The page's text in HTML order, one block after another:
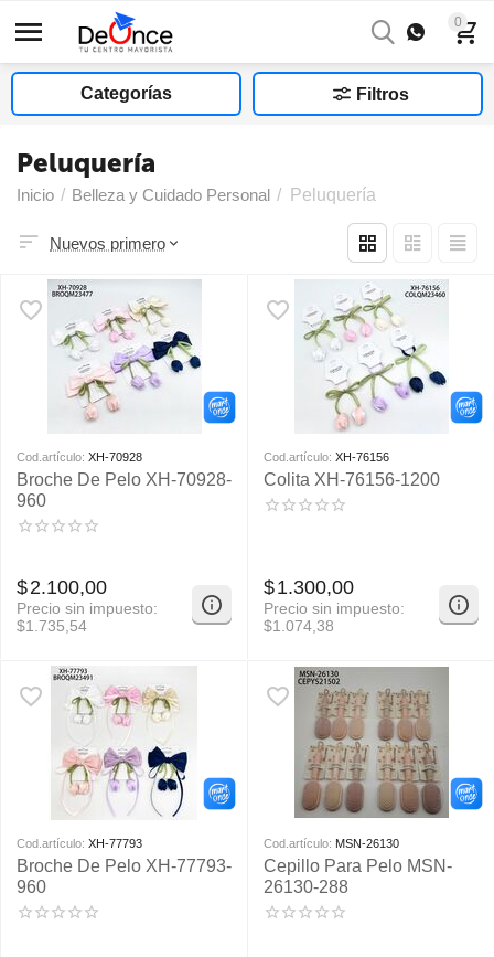
0
Categorías Filtros
Peluquería
Inicio / Belleza y Cuidado Personal / Peluquería
Nuevos primero
Cod.artículo: XH-70928
Broche De Pelo XH-70928-
960
$2.100,00
Precio sin impuesto:
$1.735,54
Cod.artículo: XH-76156
Colita XH-76156-1200
$1.300,00
Precio sin impuesto:
$1.074,38
Cod.artículo: XH-77793
Broche De Pelo XH-77793-
960
Cod.artículo: MSN-26130
Cepillo Para Pelo MSN-
26130-288